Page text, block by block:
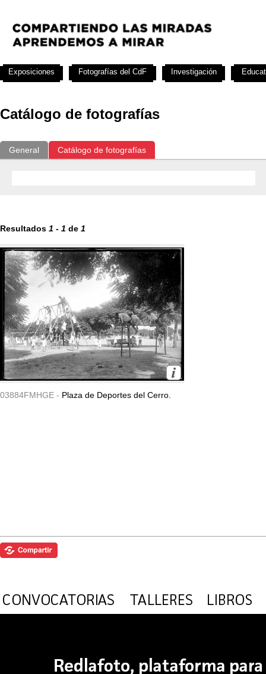
Catálogo de fotografías
General Catálogo de fotografías
Resultados 1 - 1 de 1
03884FMHGE - Plaza de Deportes del Cerro.
Exposiciones Fotografías del CdF Investigación